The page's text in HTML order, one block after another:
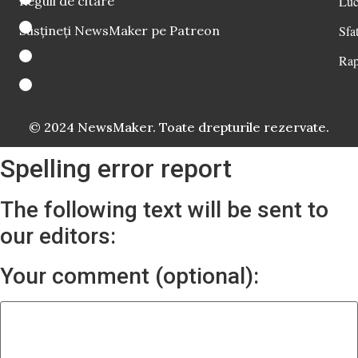
Susțineți NewsMaker pe Patreon
© 2024 NewsMaker. Toate drepturile rezervate.
Spelling error report
The following text will be sent to
our editors:
Your comment (optional):